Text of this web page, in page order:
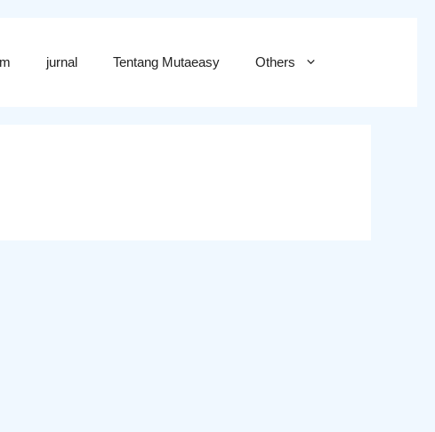
jurnal Tentang Mutaeasy Others